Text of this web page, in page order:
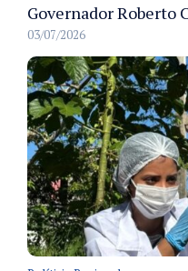
03/07/2026